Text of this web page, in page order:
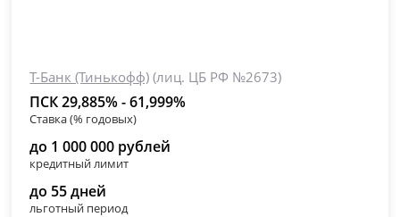
Т-Банк (Тинькофф) (лиц. ЦБ РФ №2673)
ПСК 29,885% - 61,999%
Ставка (% годовых)
до 1 000 000 рублей
кредитный лимит
до 55 дней
льготный период